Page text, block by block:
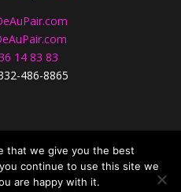
14 83 83
486-8865
CONTÁCTANOS
that we give you the best
continue to use this site we
are happy with it.